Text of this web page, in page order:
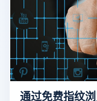
通过免费指纹